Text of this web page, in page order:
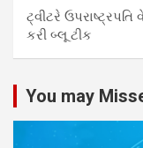
ટ્વીટરે
કરી બ્લૂ ટીક
You may